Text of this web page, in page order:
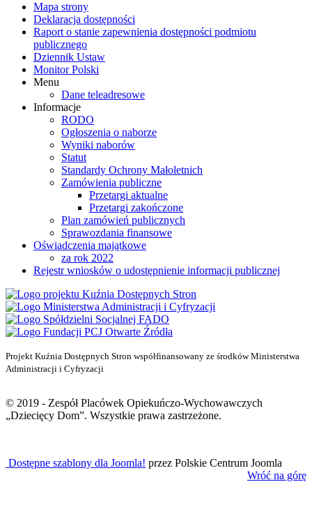
Mapa strony
Deklaracja dostępności
Raport o stanie zapewnienia dostępności podmiotu
publicznego
Dziennik Ustaw
Monitor Polski
Menu
Dane teleadresowe
Informacje
RODO
Ogłoszenia o naborze
Wyniki naborów
Statut
Standardy Ochrony Małoletnich
Zamówienia publiczne
Przetargi aktualne
Przetargi zakończone
Plan zamówień publicznych
Sprawozdania finansowe
Oświadczenia majątkowe
za rok 2022
Rejestr wniosków o udostępnienie informacji publicznej
Projekt Kuźnia Dostępnych Stron współfinansowany ze środków Ministerstwa
Administracji i Cyfryzacji
© 2019 - Zespół Placówek Opiekuńczo-Wychowawczych
„Dziecięcy Dom”. Wszystkie prawa zastrzeżone.
Dostępne szablony dla Joomla! przez Polskie Centrum Joomla
Wróć na górę